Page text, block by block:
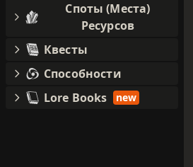
Споты (Места)
Ресурсов
Квесты
Способности
Lore Books
new